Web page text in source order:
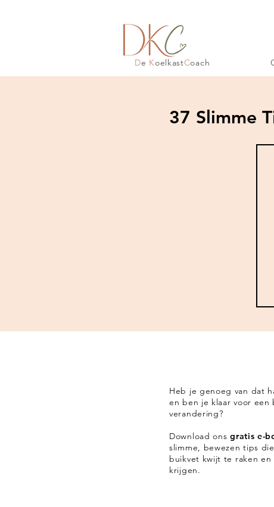
De KoelkastCoach
37 Slimme
Heb je genoeg van dat
en ben je klaar voor een
verandering?
Download onsgratis e-
slimme, bewezen tips
buikvet kwijt te raken
krijgen.